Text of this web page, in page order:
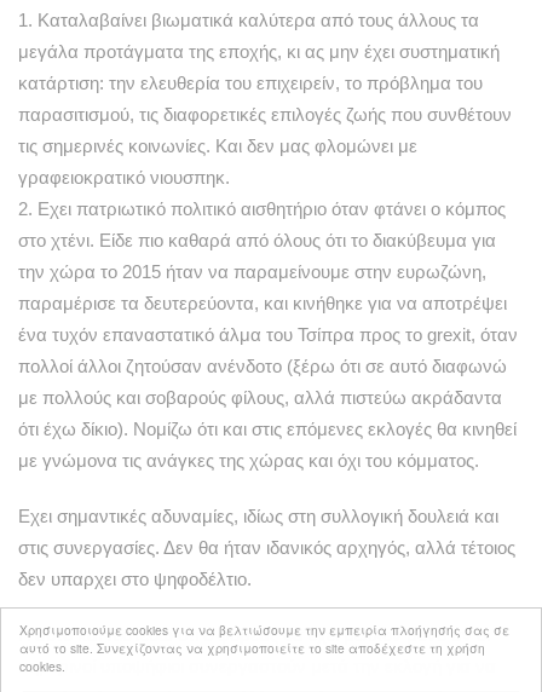
Χρησιμοποιούμε cookies για να βελτιώσουμε την εμπειρία πλοήγησής σας σε
αυτό το site. Συνεχίζοντας να χρησιμοποιείτε το site αποδέχεστε τη χρήση
cookies.
1. Καταλαβαίνει βιωματικά καλύτερα από τους άλλους τα
μεγάλα προτάγματα της εποχής, κι ας μην έχει συστηματική
κατάρτιση: την ελευθερία του επιχειρείν, το πρόβλημα του
παρασιτισμού, τις διαφορετικές επιλογές ζωής που συνθέτουν
τις σημερινές κοινωνίες. Και δεν μας φλομώνει με
γραφειοκρατικό νιουσπηκ.
2. Εχει πατριωτικό πολιτικό αισθητήριο όταν φτάνει ο κόμπος
στο χτένι. Είδε πιο καθαρά από όλους ότι το διακύβευμα για
την χώρα το 2015 ήταν να παραμείνουμε στην ευρωζώνη,
παραμέρισε τα δευτερεύοντα, και κινήθηκε για να αποτρέψει
ένα τυχόν επαναστατικό άλμα του Τσίπρα προς το grexit, όταν
πολλοί άλλοι ζητούσαν ανένδοτο (ξέρω ότι σε αυτό διαφωνώ
με πολλούς και σοβαρούς φίλους, αλλά πιστεύω ακράδαντα
ότι έχω δίκιο). Νομίζω ότι και στις επόμενες εκλογές θα κινηθεί
με γνώμονα τις ανάγκες της χώρας και όχι του κόμματος.
Εχει σημαντικές αδυναμίες, ιδίως στη συλλογική δουλειά και
στις συνεργασίες. Δεν θα ήταν ιδανικός αρχηγός, αλλά τέτοιος
δεν υπαρχει στο ψηφοδέλτιο.
Γι αυτό και πιστεύω ότι ο φορέας θα έχει μέλλον μόνο αν οι
σημερινοί υποψήφιοι συνεργαστούν μετά την εκλογή για να